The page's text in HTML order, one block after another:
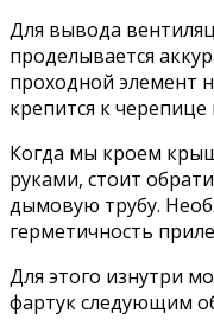
Для вывода
проделывается
проходной элемент
крепится к
Когда мы кроем
руками, стоит
дымовую трубу.
герметичность
Для этого изнутри
фартук следующим